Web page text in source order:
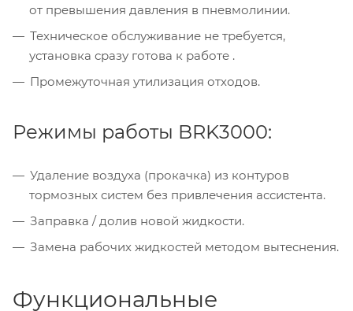
от превышения давления в пневмолинии.
Техническое обслуживание не требуется,
установка сразу готова к работе .
Промежуточная утилизация отходов.
Режимы работы BRK3000:
Удаление воздуха (прокачка) из контуров
тормозных систем без привлечения ассистента.
Заправка / долив новой жидкости.
Замена рабочих жидкостей методом вытеснения.
Функциональные